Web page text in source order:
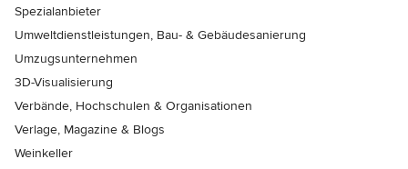
Spezialanbieter
Umweltdienstleistungen, Bau- & Gebäudesanierung
Umzugsunternehmen
3D-Visualisierung
Verbände, Hochschulen & Organisationen
Verlage, Magazine & Blogs
Weinkeller